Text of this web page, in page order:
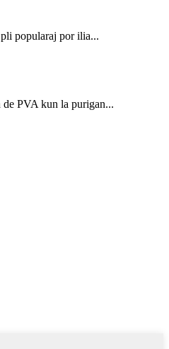
popularaj por ilia...
PVA kun la purigan...